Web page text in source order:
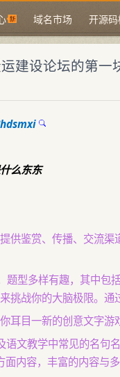
域名市场 开源码
建设论坛的第一
么东东
供鉴赏、传播、交流
题型多样有趣，其中
挑战你的大脑极限。通
耳目一新的创意文字
语文教学中常见的名句
面内容，丰富的内容与